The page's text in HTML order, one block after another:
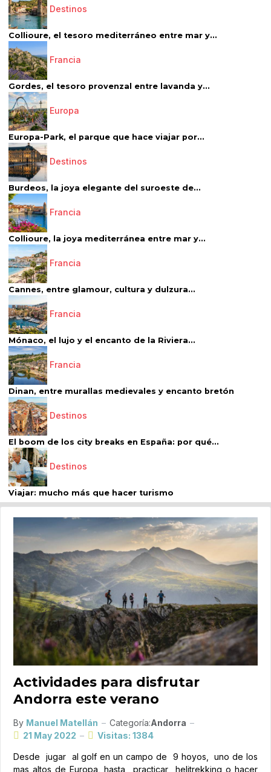
Destinos
Collioure, el tesoro mediterráneo entre mar y...
Francia
Gordes, el tesoro provenzal entre lavanda y...
Europa
Europa-Park, el parque que hace viajar por...
Destinos
Burdeos, la joya elegante del suroeste de...
Francia
Collioure, la joya mediterránea entre mar y...
Francia
Cannes, entre glamour, cultura y dulzura...
Francia
Mónaco, el lujo y el encanto de la Riviera...
Francia
Dinan, entre murallas medievales y encanto bretón
Destinos
El boom de los city breaks en España: por qué...
Destinos
Viajar: mucho más que hacer turismo
Actividades para disfrutar
Andorra este verano
By Manuel Matellán Categoría:Andorra
21 May 2022
Visitas: 1384
Desde jugar al golf en un campo de 9 hoyos, uno de los
mas altos de Europa, hasta practicar helitrekking o hacer